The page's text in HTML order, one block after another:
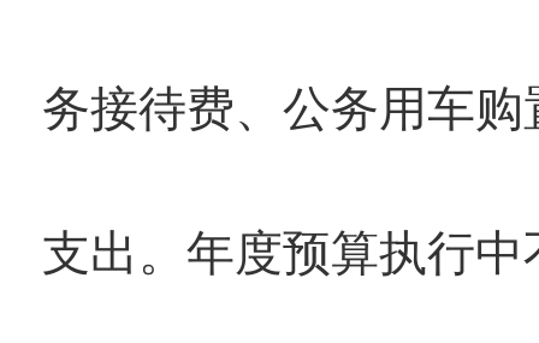
务接待费、公务用车
支出。年度预算执行